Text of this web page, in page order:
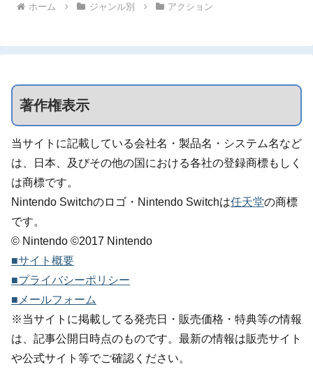
ホーム ジャンル別 アクション
著作権表示
当サイトに記載している会社名・製品名・システム名など
は、日本、及びその他の国における各社の登録商標もしく
は商標です。
Nintendo Switchのロゴ・Nintendo Switchは任天堂の商標
です。
© Nintendo ©2017 Nintendo
■サイト概要
■プライバシーポリシー
■メールフォーム
※当サイトに掲載してる発売日・販売価格・特典等の情報
は、記事公開日時点のものです。最新の情報は販売サイト
や公式サイト等でご確認ください。